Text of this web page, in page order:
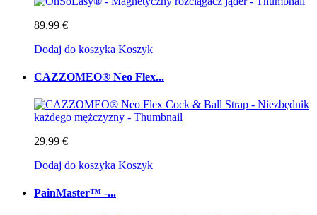
89,99 €
Dodaj do koszyka Koszyk
CAZZOMEO® Neo Flex...
29,99 €
Dodaj do koszyka Koszyk
PainMaster™ -...